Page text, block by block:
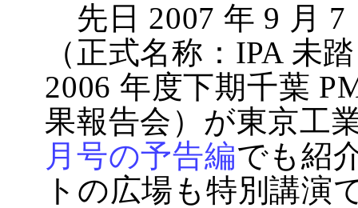
先日 2007 年 9 月 7
（正式名称：IPA 未
2006 年度下期千葉
果報告会）が東京工
月号の予告編でも紹
トの広場も特別講演